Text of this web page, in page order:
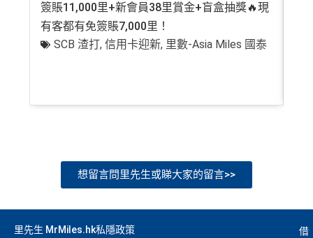
簽賬11,000里+新會員38里賞金+盲盒抽獎🔥現
有客都有免簽賬7,000里！
SCB 渣打,信用卡迎新, 里數-Asia Miles 國泰
想留言問里先生或睇大家的留言>>
里先生 MrMiles.hk私隱政策
借